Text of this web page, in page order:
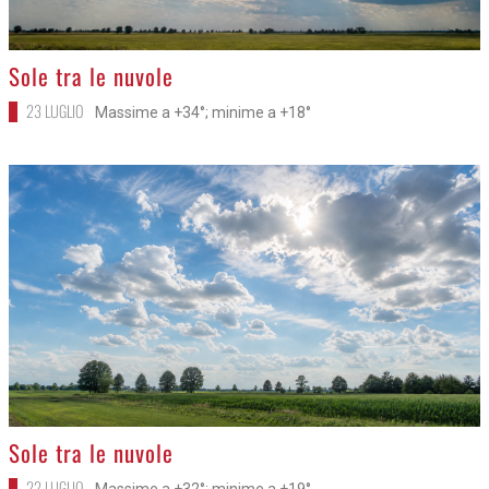
>
Sole tra le nuvole
23 LUGLIO Massime a +34°; minime a +18°
>
Sole tra le nuvole